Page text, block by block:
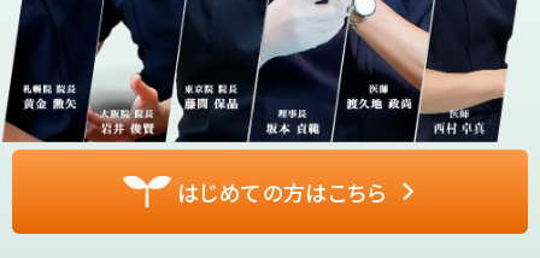
はじめての方はこちら